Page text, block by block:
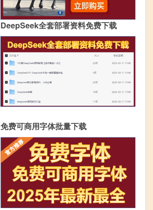
DeepSeek全套部署资料免费下载
免费可商用字体批量下载